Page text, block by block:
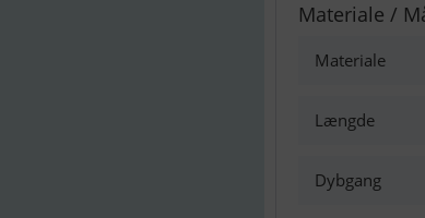
Materiale /
Materiale
Længde
Dybgang